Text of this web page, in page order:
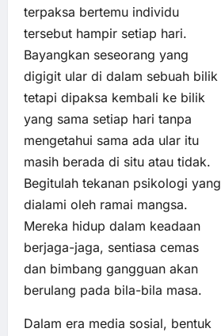
terpaksa bertemu individu
tersebut hampir setiap hari.
Bayangkan seseorang yang
digigit ular di dalam sebuah bilik
tetapi dipaksa kembali ke bilik
yang sama setiap hari tanpa
mengetahui sama ada ular itu
masih berada di situ atau tidak.
Begitulah tekanan psikologi yang
dialami oleh ramai mangsa.
Mereka hidup dalam keadaan
berjaga-jaga, sentiasa cemas
dan bimbang gangguan akan
berulang pada bila-bila masa.
Dalam era media sosial, bentuk